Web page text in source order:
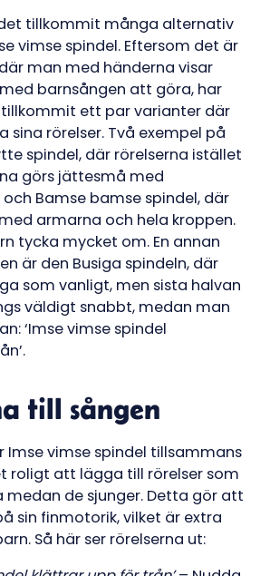
tillkommit många alternativ
vimse spindel. Eftersom det är
man med händerna visar
barnsången att göra, har
ett par varianter där
sina rörelser. Två exempel på
spindel, där rörelserna istället
görs jättesmå med
Bamse bamse spindel, där
armarna och hela kroppen.
tycka mycket om. En annan
är den Busiga spindeln, där
som vanligt, men sista halvan
väldigt snabbt, medan man
‘Imse vimse spindel
till sången
Imse vimse spindel tillsammans
roligt att lägga till rörelser som
medan de sjunger. Detta gör att
sin finmotorik, vilket är extra
Så här ser rörelserna ut: